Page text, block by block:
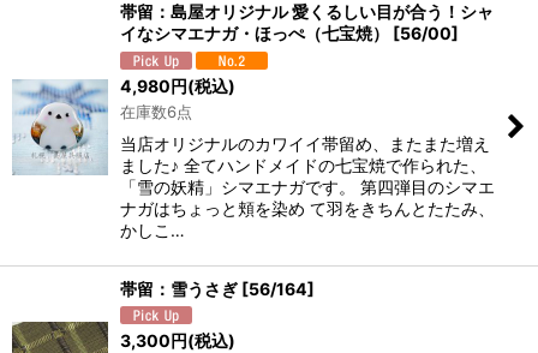
帯留：島屋オリジナル 愛くるしい目が合う！シャ
イなシマエナガ・ほっぺ（七宝焼）
[56/00]
4,980円(税込)
在庫数6点
当店オリジナルのカワイイ帯留め、またまた増え
ました♪ 全てハンドメイドの七宝焼で作られた、
「雪の妖精」シマエナガです。 第四弾目のシマエ
ナガはちょっと頬を染め て羽をきちんとたたみ、
かしこ…
帯留：雪うさぎ [56/164]
3,300円(税込)